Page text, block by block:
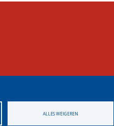
ALLES WEIGEREN